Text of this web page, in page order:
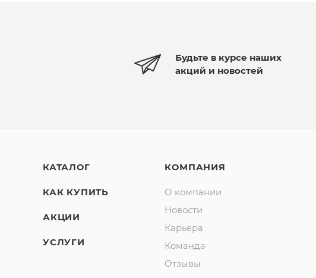
Будьте в курсе наших
акций и новостей
КАТАЛОГ
КАК КУПИТЬ
АКЦИИ
УСЛУГИ
КОМПАНИЯ
О компании
Новости
Карьера
Команда
Отзывы